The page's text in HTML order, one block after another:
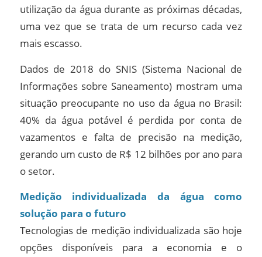
utilização da água durante as próximas décadas,
uma vez que se trata de um recurso cada vez
mais escasso.
Dados de 2018 do SNIS (Sistema Nacional de
Informações sobre Saneamento) mostram uma
situação preocupante no uso da água no Brasil:
40% da água potável é perdida por conta de
vazamentos e falta de precisão na medição,
gerando um custo de R$ 12 bilhões por ano para
o setor.
Medição individualizada da água como
solução para o futuro
Tecnologias de medição individualizada são hoje
opções disponíveis para a economia e o